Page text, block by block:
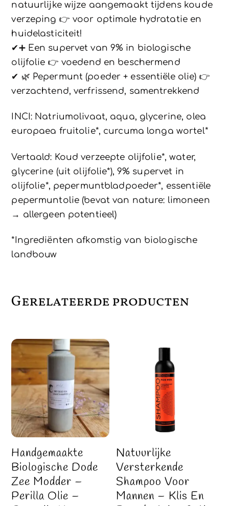
natuurlijke wijze aangemaakt tijdens koude
verzeping 👉 voor optimale hydratatie en
huidelasticiteit!
✔➕ Een supervet van 9% in biologische
olijfolie 👉 voedend en beschermend
✔ 🌿 Pepermunt (poeder + essentiële olie) 👉
verzachtend, verfrissend, samentrekkend
INCI: Natriumolivaat, aqua, glycerine, olea
europaea fruitolie*, curcuma longa wortel*
Vertaald: Koud verzeepte olijfolie*, water,
glycerine (uit olijfolie*), 9% supervet in
olijfolie*, pepermuntbladpoeder*, essentiële
pepermuntolie (bevat van nature: limoneen
→ allergeen potentieel)
*Ingrediënten afkomstig van biologische
landbouw
Gerelateerde producten
Handgemaakte
Biologische Dode
Zee Modder –
Perilla Olie –
Natuurlijke
Versterkende
Shampoo Voor
Mannen – Klis En